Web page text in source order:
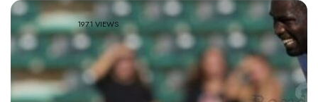
1971 VIEWS